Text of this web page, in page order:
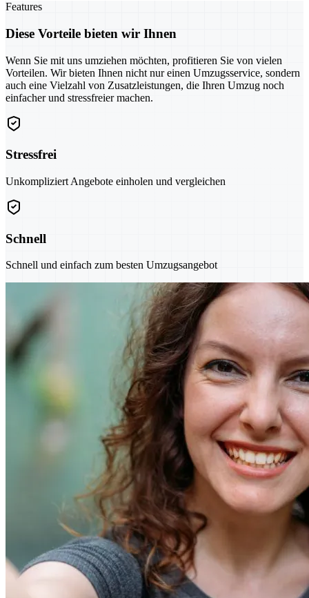
Features
Diese Vorteile bieten wir Ihnen
Wenn Sie mit uns umziehen möchten, profitieren Sie von vielen
Vorteilen. Wir bieten Ihnen nicht nur einen Umzugsservice, sondern
auch eine Vielzahl von Zusatzleistungen, die Ihren Umzug noch
einfacher und stressfreier machen.
Stressfrei
Unkompliziert Angebote einholen und vergleichen
Schnell
Schnell und einfach zum besten Umzugsangebot